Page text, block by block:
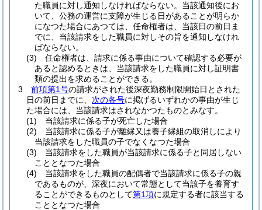
た職員に対し通知しなければならない。 当該通知後にお
いて、公務の運営に支障が生じる日があることが明らか
になつた場合にあつては、任命権者は、当該日の前日ま
でに、当該請求をした職員に対しその旨を通知しなけれ
ばならない。
(3)
任命権者は、請求に係る事由について確認する必要が
あると認めるときは、当該請求をした職員に対し証明書
類の提出を求めることができる。
3
前項第1号の請求がされた後深夜勤務制限開始日とされた
日の前日までに、 次の各号に掲げるいずれかの事由が生じ
た場合には、当該請求はされなかつたものとみなす。
(1)
当該請求に係る子が死亡した場合
(2)
当該請求に係る子が離縁又は養子縁組の取消しにより
当該請求をした職員の子でなくなつた場合
(3)
当該請求をした職員が当該請求に係る子と同居しない
こととなつた場合
(4)
当該請求をした職員の配偶者で当該請求に係る子の親
であるものが、深夜において常態として当該子を養育す
ることができるものとして第1項に規定する者に該当する
こととなつた場合